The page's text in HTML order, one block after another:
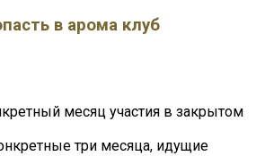
в арома клуб
месяц участия в закрытом
три месяца, идущие